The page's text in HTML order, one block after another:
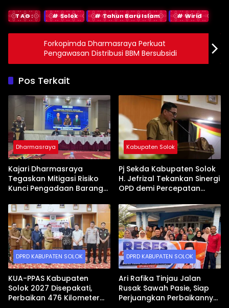
TAG: Solok Tahun Baru Islam Wirid
Forkopimda Dharmasraya Perkuat
Pengawasan Distribusi BBM Bersubsidi
Pos Terkait
Dharmasraya
Kajari Dharmasraya
Tegaskan Mitigasi Risiko
Kunci Pengadaan Barang
Kabupaten Solok
Pj Sekda Kabupaten Solok
H. Jefrizal Tekankan Sinergi
OPD demi Percepatan
DPRD KABUPATEN SOLOK
KUA-PPAS Kabupaten
Solok 2027 Disepakati,
Perbaikan 476 Kilometer
DPRD KABUPATEN SOLOK
Ari Rafika Tinjau Jalan
Rusak Sawah Pasie, Siap
Perjuangkan Perbaikannya